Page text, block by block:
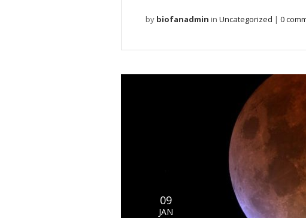
by biofanadmin in Uncategorized | 0
09
JAN